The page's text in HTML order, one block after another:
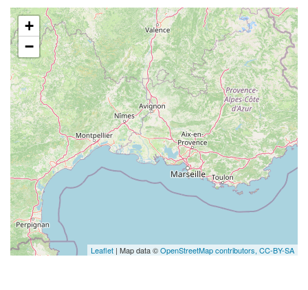
+
−
Leaflet | Map data ©OpenStreetMap contributors, CC-BY-SA